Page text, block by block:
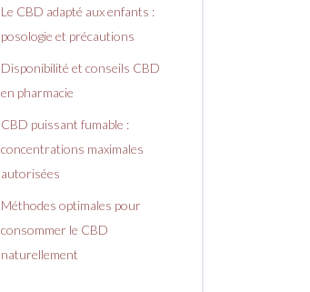
Le CBD adapté aux enfants :
posologie et précautions
Disponibilité et conseils CBD
en pharmacie
CBD puissant fumable :
concentrations maximales
autorisées
Méthodes optimales pour
consommer le CBD
naturellement